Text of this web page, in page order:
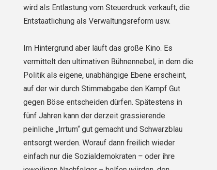
wird als Entlastung vom Steuerdruck verkauft, die
Entstaatlichung als Verwaltungsreform usw.
Im Hintergrund aber läuft das große Kino. Es
vermittelt den ultimativen Bühnennebel, in dem die
Politik als eigene, unabhängige Ebene erscheint,
auf der wir durch Stimmabgabe den Kampf Gut
gegen Böse entscheiden dürfen. Spätestens in
fünf Jahren kann der derzeit grassierende
peinliche „Irrtum“ gut gemacht und Schwarzblau
entsorgt werden. Worauf dann freilich wieder
einfach nur die Sozialdemokraten – oder ihre